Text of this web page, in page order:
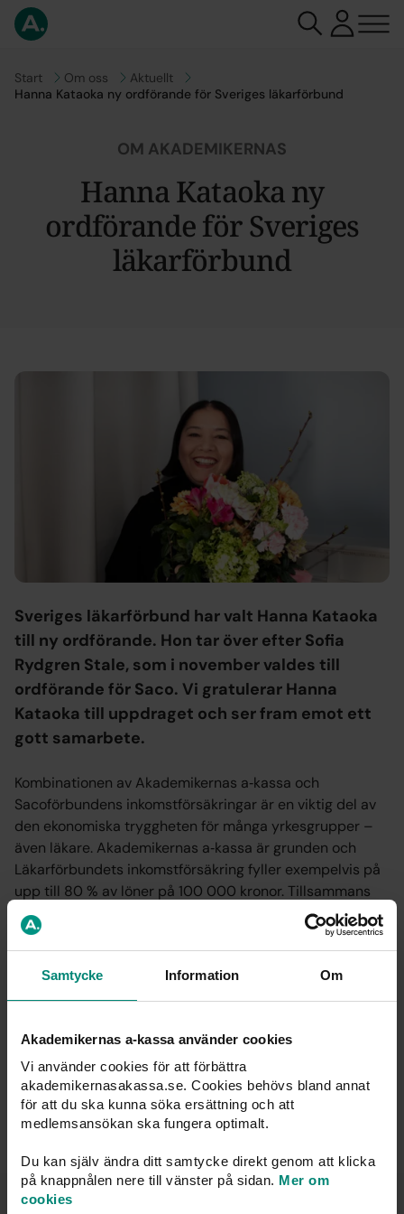
Samtycke Information Om
Akademikernas a-kassa använder cookies
Vi använder cookies för att förbättra
akademikernasakassa.se. Cookies behövs bland annat
för att du ska kunna söka ersättning och att
medlemsansökan ska fungera optimalt.
Du kan själv ändra ditt samtycke direkt genom att klicka
på knappnålen nere till vänster på sidan. Mer om
cookies
Gå till
Start Gå till
Om oss Gå till
Aktuellt
Hanna Kataoka ny ordförande för Sveriges läkarförbund
OM AKADEMIKERNAS
Hanna Kataoka ny
ordförande för Sveriges
läkarförbund
Sveriges läkarförbund har valt Hanna Kataoka
till ny ordförande. Hon tar över efter Sofia
Rydgren Stale, som i november valdes till
ordförande för Saco. Vi gratulerar Hanna
Kataoka till uppdraget och ser fram emot ett
gott samarbete.
Kombinationen av Akademikernas a‑kassa och
Sacoförbundens inkomstförsäkringar är en viktig del av
den ekonomiska tryggheten för många yrkesgrupper –
även läkare. Akademikernas a‑kassa är grunden och
Läkarförbundets inkomstförsäkring fyller exempelvis på
upp till 80 % av löner på 100 000 kronor. Tillsammans
skapar vi ett skydd som gör skillnad om arbetslivet
förändras.
Vi på Akademikernas a-kassa önskar Hanna Kataoka
ett stort lycka till i sitt nya uppdrag!
Till Sverigesläkarförbund
Publicerad: 19 mars 2026